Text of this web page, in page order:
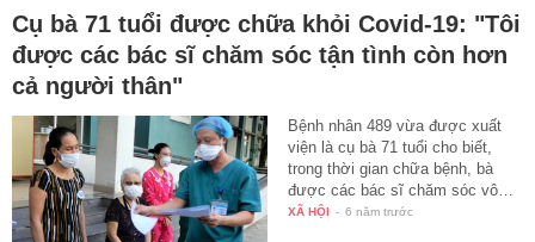
Cụ bà 71 tuổi được chữa khỏi Covid-19: "Tôi
được các bác sĩ chăm sóc tận tình còn hơn
cả người thân"
Bệnh nhân 489 vừa được xuất
viện là cụ bà 71 tuổi cho biết,
trong thời gian chữa bệnh, bà
được các bác sĩ chăm sóc vô…
XÃ HỘI - 6 năm trước